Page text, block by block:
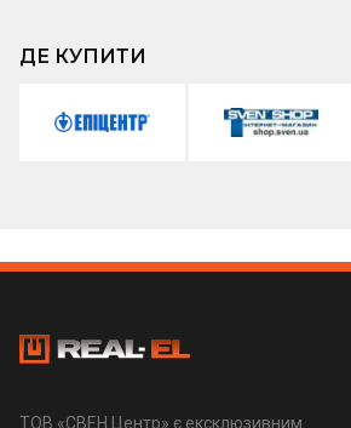
ДЕ КУПИТИ
ТОВ «СВЕН Центр» є ексклюзивним